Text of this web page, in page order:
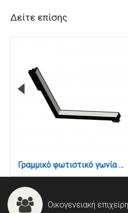
Δείτε επίσης
Γραμμικό φωτιστικό γωνία LED 24W 4000K για μαγνητική ράγα σε μαύρη απόχρωση D:30cmX30cm (T05802-BL)
Οικογενειακή